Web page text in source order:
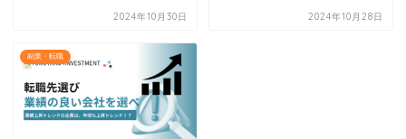
2024年10月30日 2024年10月28日
副業・転職